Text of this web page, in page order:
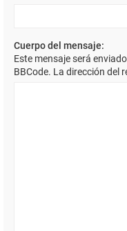
Cuerpo del mensaje:
Este mensaje será
BBCode. La dirección del